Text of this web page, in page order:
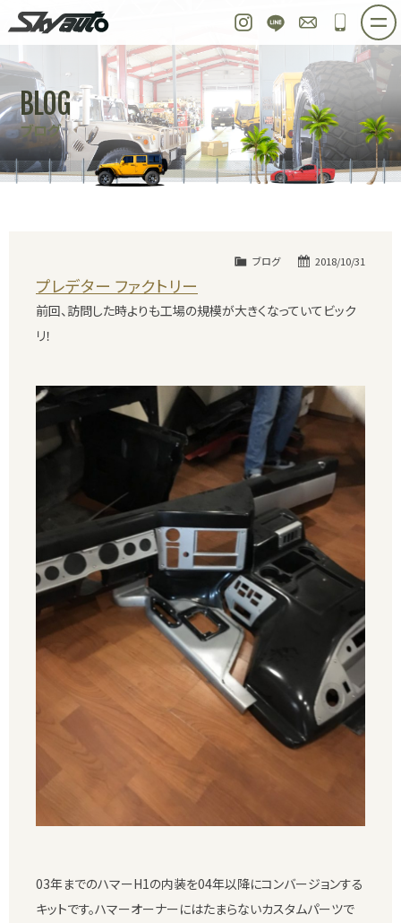
Instagram
LINE お問い合わせ
048-
ホーム 在庫車情報 ご購入プラン
整備作業実例 パーツ販売 買取＆オーダー
店舗紹介 工場紹介 会社概要
スタッフ紹介 求人情報 公式ブログ
BLOG
ブログ
2018/10/31
ブログ
プレデター ファクトリー
前回、訪問した時よりも工場の規模が大きくなっていてビック
リ！
03年までのハマーH1の内装を04年以降にコンバージョンする
キットです。ハマーオーナーにはたまらないカスタムパーツで